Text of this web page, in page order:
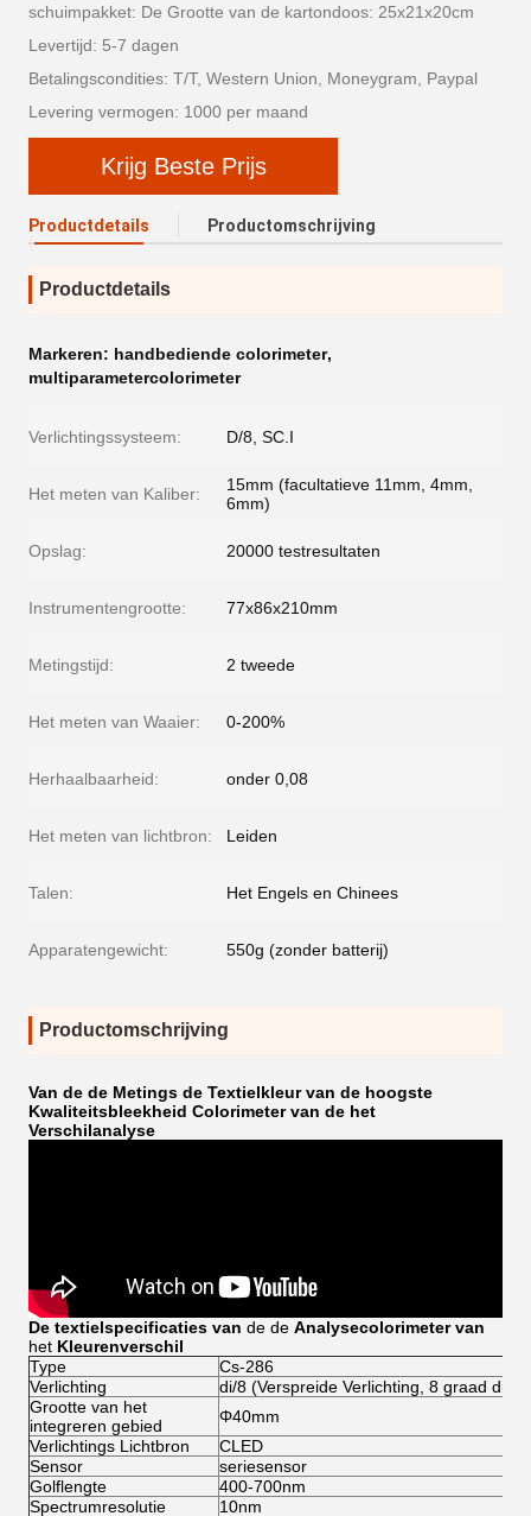
schuimpakket: De Grootte van de kartondoos: 25x21x20cm
Levertijd: 5-7 dagen
Betalingscondities: T/T, Western Union, Moneygram, Paypal
Levering vermogen: 1000 per maand
Krijg Beste Prijs
Productdetails Productomschrijving
Productdetails
Markeren: handbediende colorimeter,
multiparametercolorimeter
Verlichtingssysteem: D/8, SC.I
Het meten van Kaliber:
15mm (facultatieve 11mm, 4mm,
6mm)
Opslag: 20000 testresultaten
Instrumentengrootte: 77x86x210mm
Metingstijd: 2 tweede
Het meten van Waaier: 0-200%
Herhaalbaarheid: onder 0,08
Het meten van lichtbron: Leiden
Talen: Het Engels en Chinees
Apparatengewicht: 550g (zonder batterij)
Productomschrijving
Van de de Metings de Textielkleur van de hoogste
Kwaliteitsbleekheid Colorimeter van de het
Verschilanalyse
De textielspecificaties van de de Analysecolorimeter van
het Kleurenverschil
Type
Cs-286
Verlichting
di/8 (Verspreide Verlichting, 8 graad die
Grootte van het
integreren gebied
Φ40mm
Verlichtings Lichtbron
CLED
Sensor
seriesensor
Golflengte
400-700nm
Spectrumresolutie
10nm